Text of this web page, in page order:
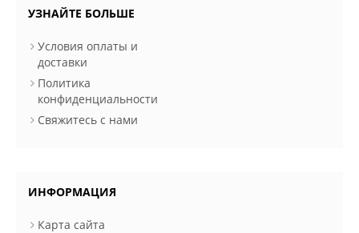
УЗНАЙТЕ БОЛЬШЕ
Условия оплаты и
доставки
Политика
конфиденциальности
Свяжитесь с нами
ИНФОРМАЦИЯ
Карта сайта